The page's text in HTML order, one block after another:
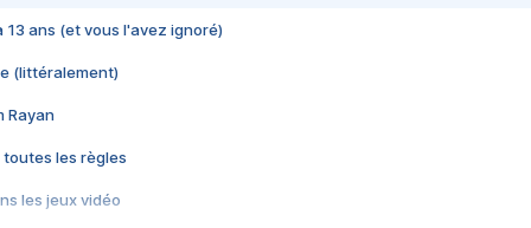
13 ans (et vous l'avez ignoré)
(littéralement)
Rayan
toutes les règles
les jeux vidéo